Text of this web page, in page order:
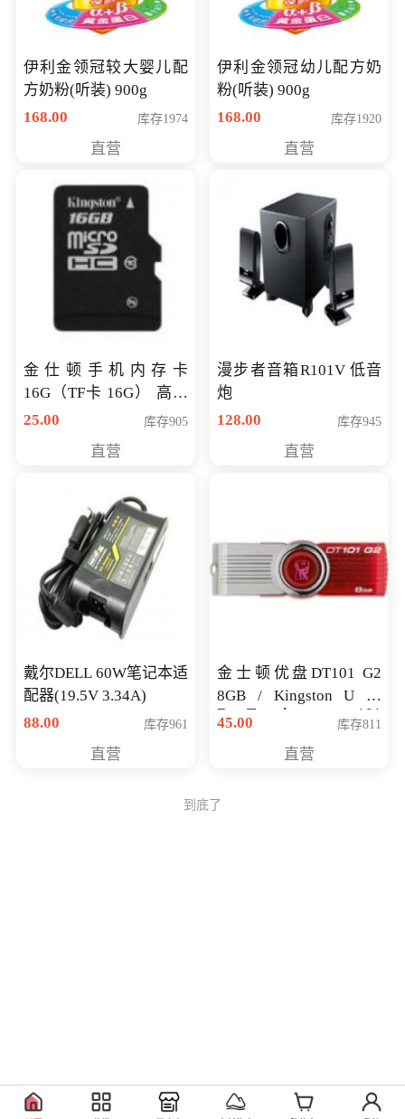
伊利金领冠较大婴儿配
方奶粉(听装) 900g
168.00
库存1974
直营
伊利金领冠幼儿配方奶
粉(听装) 900g
168.00
库存1920
直营
金仕顿手机内存卡
16G（TF卡 16G） 高速
卡 CLASS 10
25.00 库存905
直营
漫步者音箱R101V 低音
炮
128.00
库存945
直营
戴尔DELL 60W笔记本适
配器(19.5V 3.34A)
88.00
库存961
直营
金士顿优盘DT101 G2
8GB / Kingston U 盘
DataTraveler 101
Generati
45.00 库存811
直营
到底了